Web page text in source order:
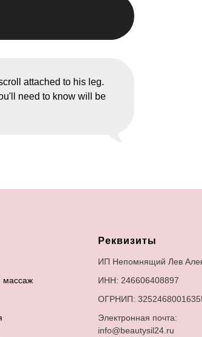
attached to his leg.
need to know will be
массаж
Реквизиты
ИП Непомнящий Лев
ИНН: 246606408897
ОГРНИП:
Электронная почта:
info@beautysil24.ru